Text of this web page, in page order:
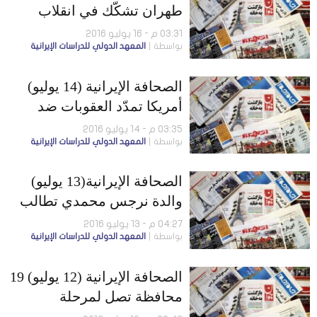
طهران تشكّك في انقلاب
تركيا.. والعراق ثاني مستورد
للسلع الإيرانية
03:31 م - 16 يوليو 2016
بواسطة المعهد الدولي للدراسات الإيرانية
الصحافة الإيرانية (14 يوليو)
أمريكا تمدّد العقوبات ضد
برنامج طهران الصاروخي..
وارتفاع حالات الإصابة بالإيدز
03:35 م - 14 يوليو 2016
بواسطة المعهد الدولي للدراسات الإيرانية
الصحافة الإيرانية(13 يوليو)
والدة نرجس محمدي تطالب
روحاني بالإفراج عن ابنتها..
وطهران السابعة عالمياً في
04:27 م - 13 يوليو 2016
بواسطة المعهد الدولي للدراسات الإيرانية
الصحافة الإيرانية (12 يوليو) 19
محافظة تصل لمرحلة